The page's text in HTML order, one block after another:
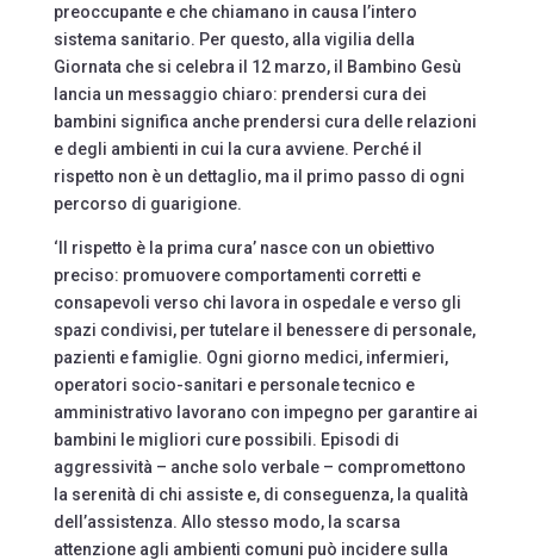
preoccupante e che chiamano in causa l’intero
sistema sanitario. Per questo, alla vigilia della
Giornata che si celebra il 12 marzo, il Bambino Gesù
lancia un messaggio chiaro: prendersi cura dei
bambini significa anche prendersi cura delle relazioni
e degli ambienti in cui la cura avviene. Perché il
rispetto non è un dettaglio, ma il primo passo di ogni
percorso di guarigione.
‘Il rispetto è la prima cura’ nasce con un obiettivo
preciso: promuovere comportamenti corretti e
consapevoli verso chi lavora in ospedale e verso gli
spazi condivisi, per tutelare il benessere di personale,
pazienti e famiglie. Ogni giorno medici, infermieri,
operatori socio-sanitari e personale tecnico e
amministrativo lavorano con impegno per garantire ai
bambini le migliori cure possibili. Episodi di
aggressività – anche solo verbale – compromettono
la serenità di chi assiste e, di conseguenza, la qualità
dell’assistenza. Allo stesso modo, la scarsa
attenzione agli ambienti comuni può incidere sulla